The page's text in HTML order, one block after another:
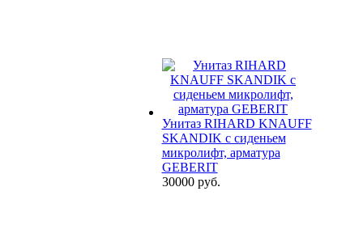
Унитаз RIHARD KNAUFF
SKANDIK с сиденьем
микролифт, арматура
GEBERIT
30000 руб.